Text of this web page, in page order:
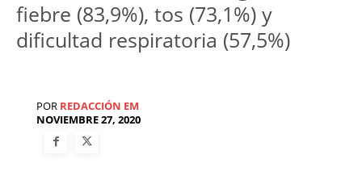
fiebre (83,9%), tos (73,1%) y
dificultad respiratoria (57,5%)
POR REDACCIÓN EM
NOVIEMBRE 27, 2020